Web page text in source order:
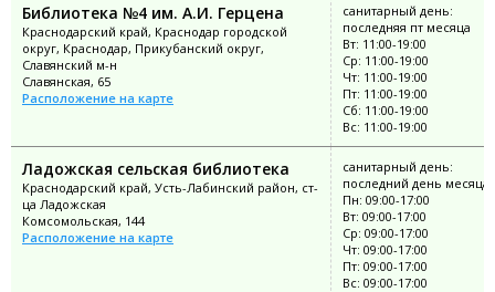
Библиотека №4 им. А.И. Герцена
Краснодарский край, Краснодар городской
округ, Краснодар, Прикубанский округ,
Славянский м-н
Славянская, 65
Расположение на карте
санитарный день:
последняя пт месяца
Вт: 11:00-19:00
Ср: 11:00-19:00
Чт: 11:00-19:00
Пт: 11:00-19:00
Сб: 11:00-19:00
Вс: 11:00-19:00
Ладожская сельская библиотека
Краснодарский край, Усть-Лабинский район, ст-
ца Ладожская
Комсомольская, 144
Расположение на карте
санитарный день:
последний день месяца
Пн: 09:00-17:00
Вт: 09:00-17:00
Ср: 09:00-17:00
Чт: 09:00-17:00
Пт: 09:00-17:00
Вс: 09:00-17:00